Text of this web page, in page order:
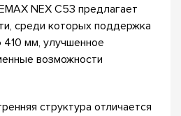
NEX C53 предлагает
среди которых поддержка
мм, улучшенное
возможности
структура отличается